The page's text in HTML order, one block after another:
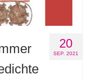
20
SEP. 2021